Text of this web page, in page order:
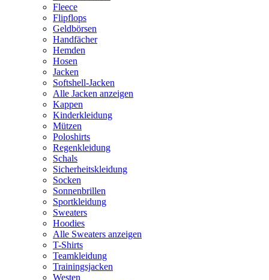
Fleece
Flipflops
Geldbörsen
Handfächer
Hemden
Hosen
Jacken
Softshell-Jacken
Alle Jacken anzeigen
Kappen
Kinderkleidung
Mützen
Poloshirts
Regenkleidung
Schals
Sicherheitskleidung
Socken
Sonnenbrillen
Sportkleidung
Sweaters
Hoodies
Alle Sweaters anzeigen
T-Shirts
Teamkleidung
Trainingsjacken
Westen